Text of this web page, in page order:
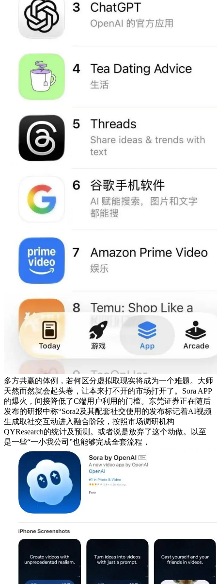
多方共赢的体例，若何区分虚拟取现实将成为一个难题。大师
天然而然就会起头卷，让本来打不开的市场打开了。Sora APP
的爆火，间接降低了C端用户利用的门槛。东莞证券正在随后
发布的研报中称“Sora2及其配套社交使用的发布标记着AI视频
生成取社交互动进入融合阶段，按照市场调研机构
QYResearch的统计及预测。或者说是放弃了这个动做。以至
是一些“一小我公司”也能够完成全套流程，